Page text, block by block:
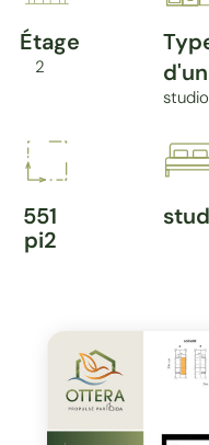
Étage
2
studio
551
pi2